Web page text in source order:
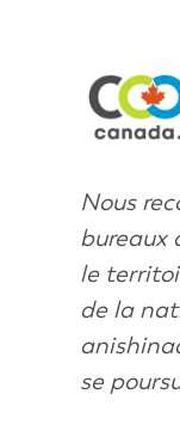
Nous
bureaux
le
de la
se